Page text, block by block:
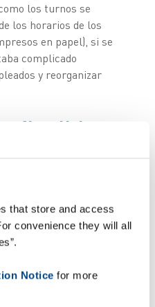
that store and access
convenience they will all
Notice for more
los turnos se
los horarios de los
en papel), si se
complicado
y reorganizar
flexible y
para optimizar los
un análisis del
este motivo eligieron